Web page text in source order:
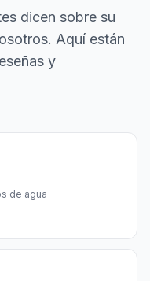
dicen sobre su
Aquí están
y
de agua